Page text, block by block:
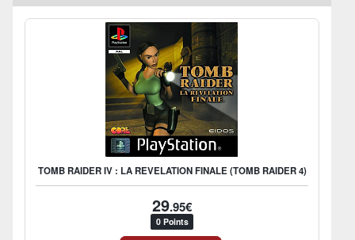
TOMB RAIDER IV : LA REVELATION FINALE (TOMB RAIDER 4)
29.95€
0 Points